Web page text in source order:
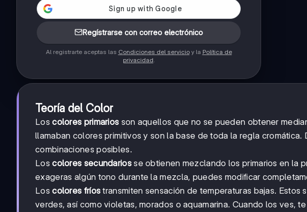
Regístrarse con correo electrónico
Al registrarte aceptas las Condiciones del servicioy la Política de
privacidad
Teoría del Color
Loscolores primarios son aquellos que no se pueden obtener
llamaban colores primitivos y son la base de toda la regla cromática.
combinaciones posibles.
Loscolores secundariosse obtienen mezclando los primarios en la
exageras algún tono durante la mezcla, puedes modificar
Loscolores fríos transmiten sensación de temperaturas bajas.
verdes, así como violetas, morados o aquamarina. Cuando los ves,